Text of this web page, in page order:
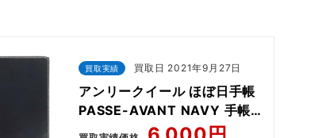
買取実績 買取日 2021年9月27日
アンリークイール ほぼ日手帳
PASSE-AVANT NAVY 手帳
カバー